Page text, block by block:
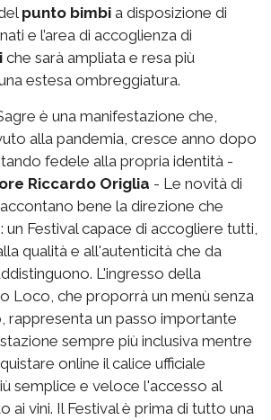
punto bimbi a disposizione di
e l’area di accoglienza di
che sarà ampliata e resa più
estesa ombreggiatura.
è una manifestazione che,
alla pandemia, cresce anno dopo
fedele alla propria identità -
Riccardo Origlia - Le novità di
bene la direzione che
Festival capace di accogliere tutti,
qualità e all'autenticità che da
L'ingresso della
Loco, che proporrà un menù senza
rappresenta un passo importante
sempre più inclusiva mentre
online il calice ufficiale
semplice e veloce l'accesso al
ai vini. Il Festival è prima di tutto una